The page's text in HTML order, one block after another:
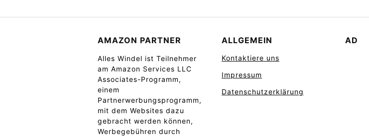
AMAZON PARTNER
Alles Windel ist Teilnehmer
am Amazon Services LLC
Associates-Programm,
einem
Partnerwerbungsprogramm,
mit dem Websites dazu
gebracht werden können,
Werbegebühren durch
ALLGEMEIN
Kontaktiere uns
Impressum
Datenschutzerklärung
AD